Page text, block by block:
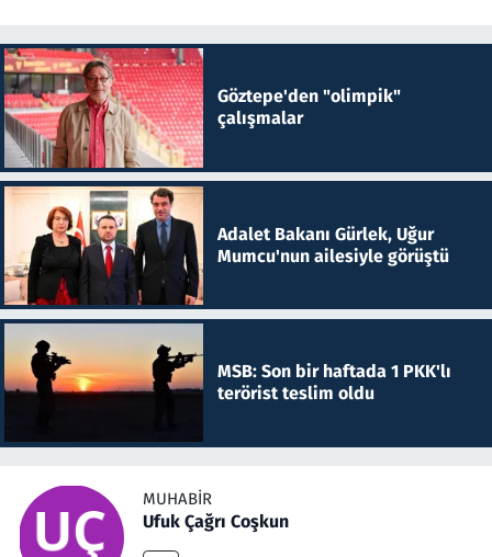
Göztepe'den "olimpik"
çalışmalar
Adalet Bakanı Gürlek, Uğur
Mumcu'nun ailesiyle görüştü
MSB: Son bir haftada 1 PKK'lı
terörist teslim oldu
MUHABIR
Ufuk Çağrı Coşkun